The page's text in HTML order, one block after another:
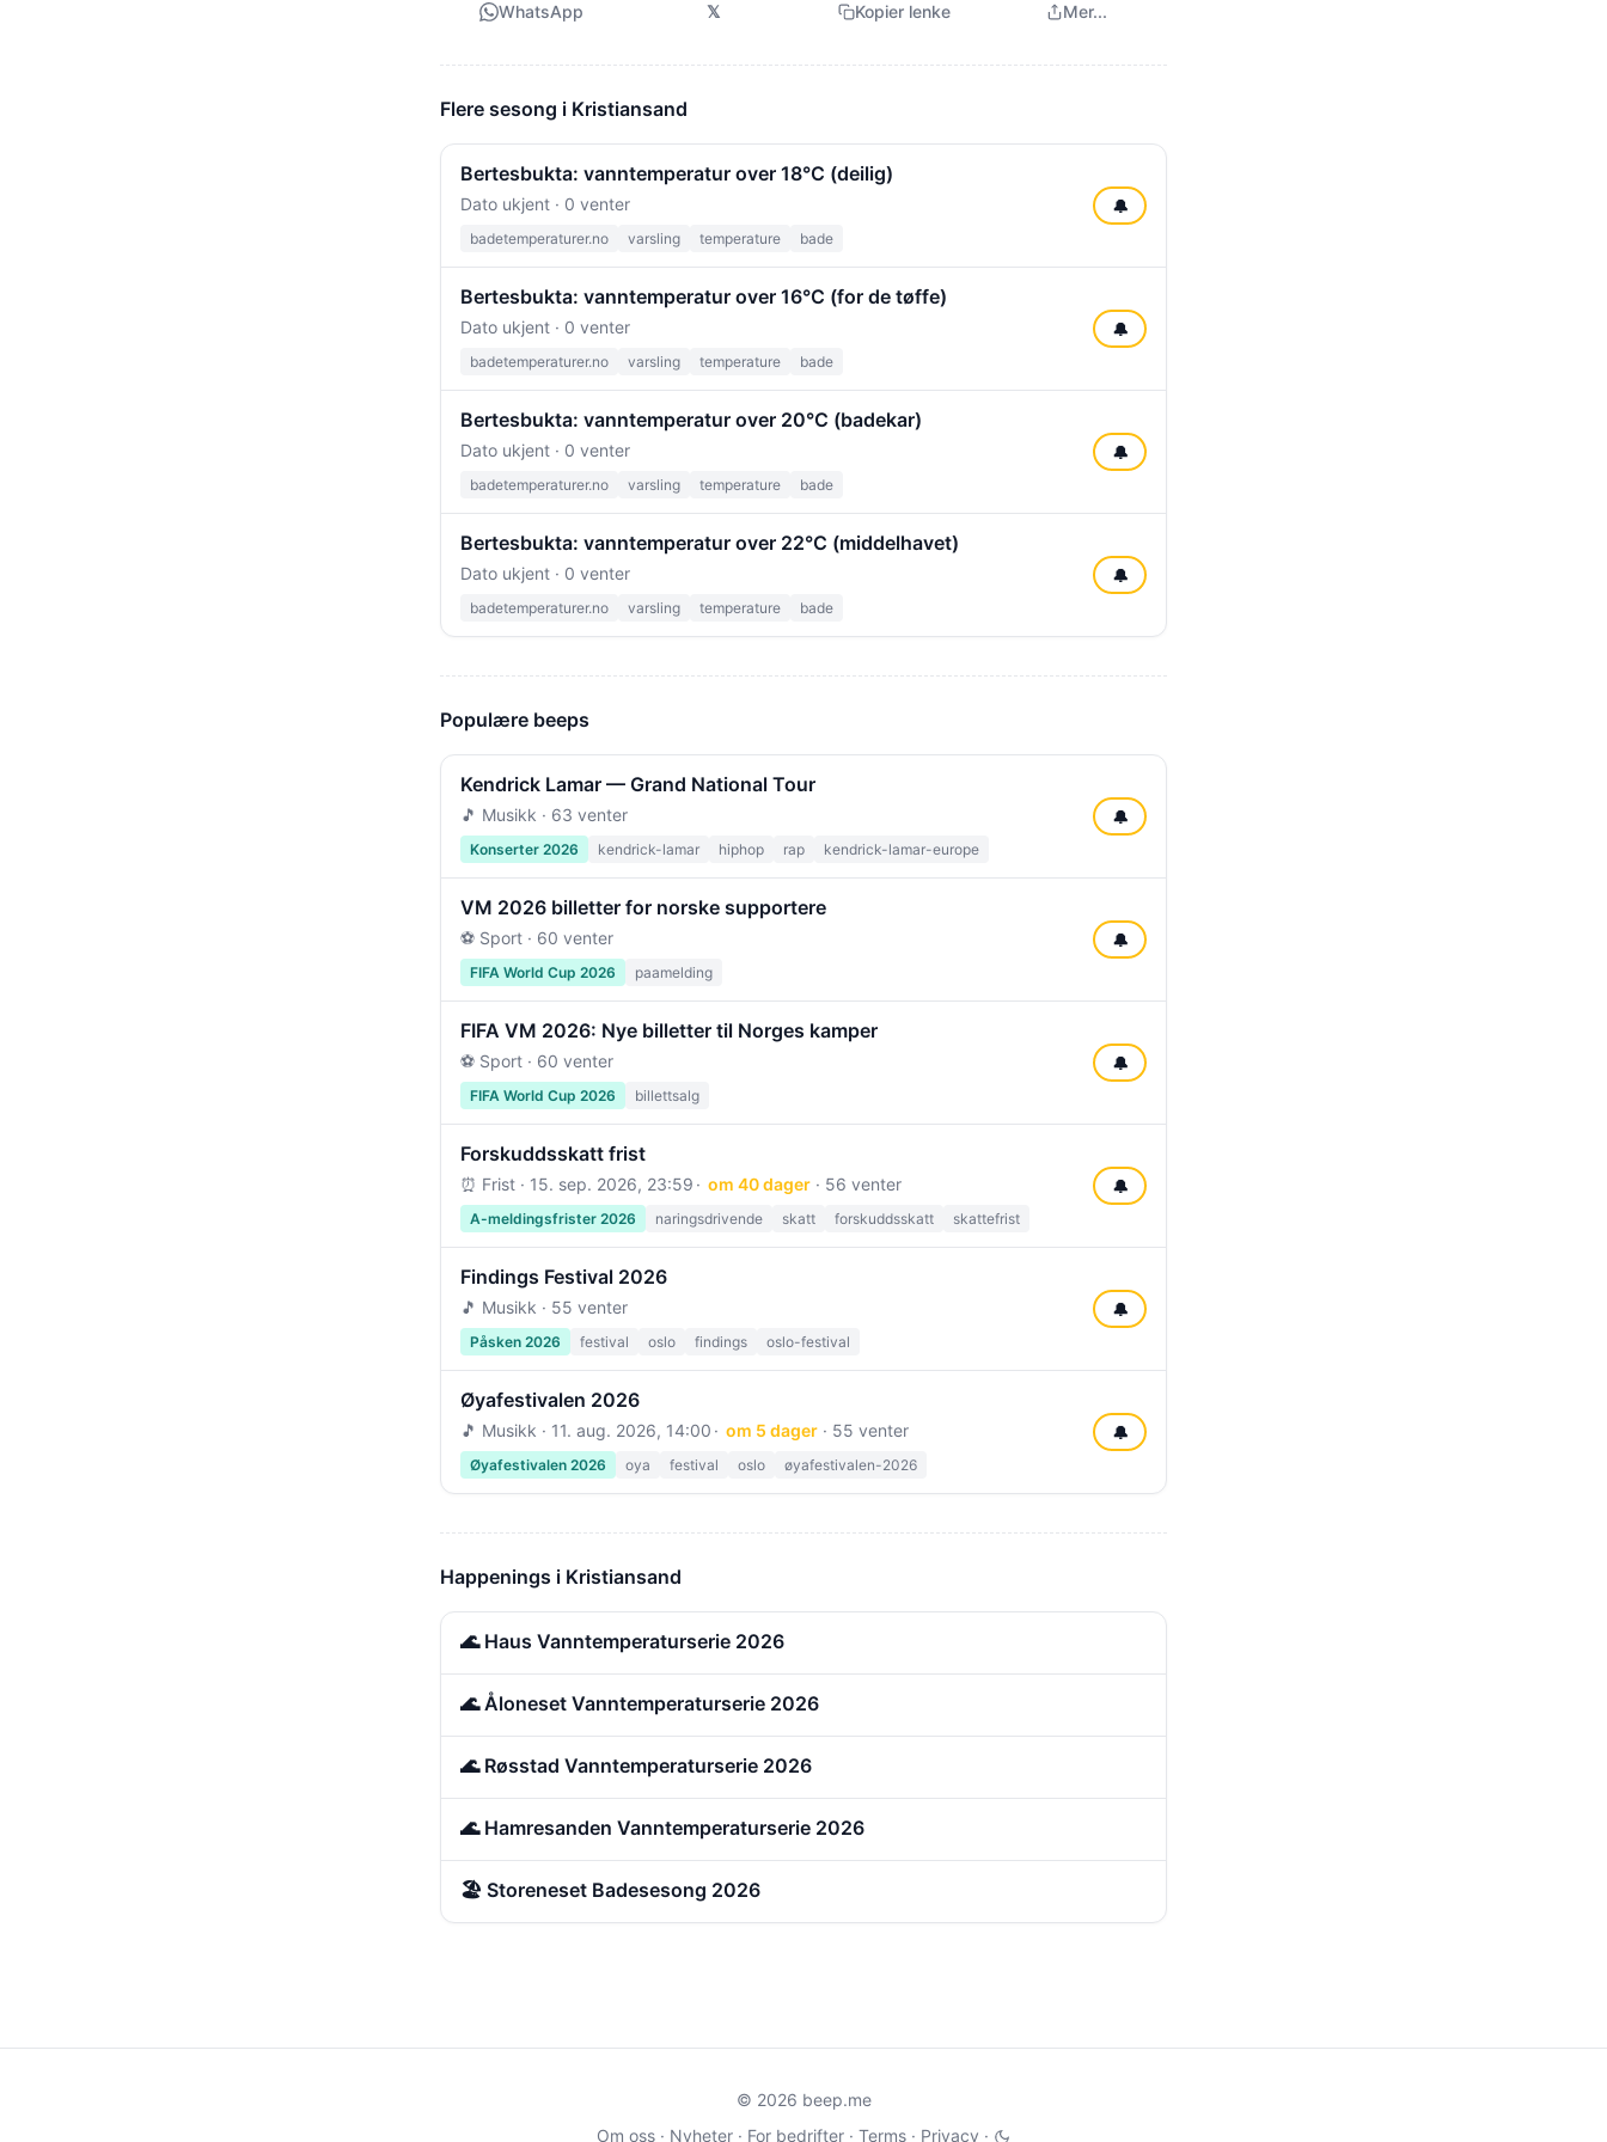
WhatsApp 𝕏 Kopier lenke Mer...
Flere sesong i Kristiansand
Bertesbukta: vanntemperatur over 18°C (deilig)
Dato ukjent · 0 venter
badetemperaturer.no varsling temperature bade
🔔
Bertesbukta: vanntemperatur over 16°C (for de tøffe)
Dato ukjent · 0 venter
badetemperaturer.no varsling temperature bade
🔔
Bertesbukta: vanntemperatur over 20°C (badekar)
Dato ukjent · 0 venter
badetemperaturer.no varsling temperature bade
🔔
Bertesbukta: vanntemperatur over 22°C (middelhavet)
Dato ukjent · 0 venter
badetemperaturer.no varsling temperature bade
🔔
Populære beeps
Kendrick Lamar — Grand National Tour
🎵 Musikk · 63 venter
Konserter 2026 kendrick-lamar hiphop rap kendrick-lamar-europe
🔔
VM 2026 billetter for norske supportere
⚽ Sport · 60 venter
FIFA World Cup 2026 paamelding
🔔
FIFA VM 2026: Nye billetter til Norges kamper
⚽ Sport · 60 venter
FIFA World Cup 2026 billettsalg
🔔
Forskuddsskatt frist
⏰ Frist · 15. sep. 2026, 23:59 om 40 dager· 56 venter
A-meldingsfrister 2026 naringsdrivende skatt forskuddsskatt skattefrist
🔔
Findings Festival 2026
🎵 Musikk · 55 venter
Påsken 2026 festival oslo findings oslo-festival
🔔
Øyafestivalen 2026
🎵 Musikk · 11. aug. 2026, 14:00 om 5 dager· 55 venter
Øyafestivalen 2026 oya festival oslo øyafestivalen-2026
🔔
Happenings i Kristiansand
🌊 Haus Vanntemperaturserie 2026
🌊 Åloneset Vanntemperaturserie 2026
🌊 Røsstad Vanntemperaturserie 2026
🌊 Hamresanden Vanntemperaturserie 2026
🏖️ Storeneset Badesesong 2026
© 2026 beep.me
Om oss · Nyheter · For bedrifter · Terms · Privacy ·